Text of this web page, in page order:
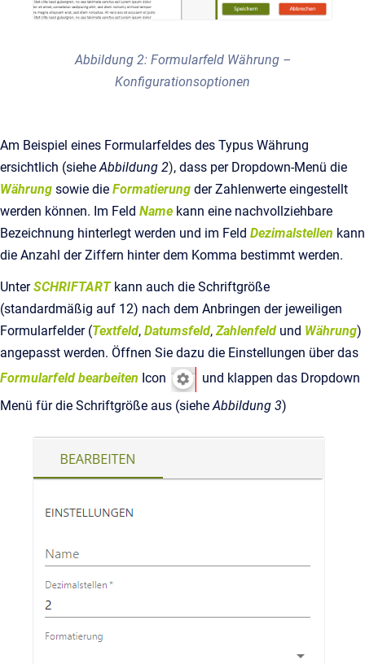
Abbildung 2: Formularfeld Währung –
Konfigurationsoptionen
Am Beispiel eines Formularfeldes des Typus Währung
ersichtlich (sieheAbbildung 2), dass per Dropdown-Menü die
Währung sowie die Formatierung der Zahlenwerte eingestellt
werden können. Im Feld Name kann eine nachvollziehbare
Bezeichnung hinterlegt werden und im Feld Dezimalstellen kann
die Anzahl der Ziffern hinter dem Komma bestimmt werden.
UnterSCHRIFTARTkann auch die Schriftgröße
(standardmäßig auf 12) nach dem Anbringen der jeweiligen
Formularfelder (Textfeld, Datumsfeld,Zahlenfeld und Währung)
angepasst werden. Öffnen Sie dazu die Einstellungen über das
Formularfeld bearbeiten Icon
und klappen das Dropdown
Menü für die Schriftgröße aus (sieheAbbildung 3)